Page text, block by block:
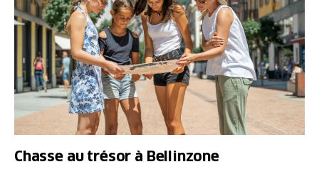
Chasse au trésor à Bellinzone